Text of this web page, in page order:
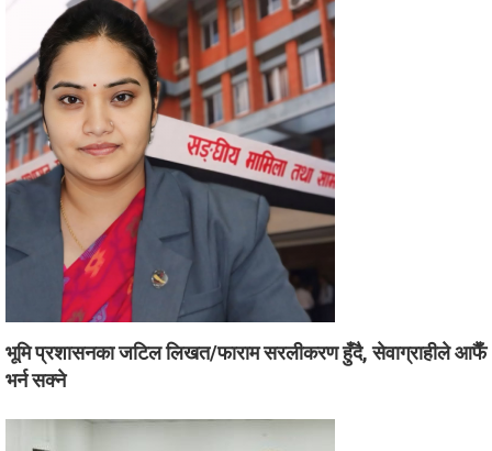
भूमि प्रशासनका जटिल लिखत/फाराम सरलीकरण हुँदै, सेवाग्राहीले आफैँ
भर्न सक्ने